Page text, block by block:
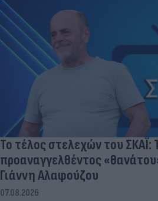
Το τέλος στελεχών του ΣΚΑΪ:
προαναγγελθέντος
Γιάννη Αλαφούζου
07.08.2026